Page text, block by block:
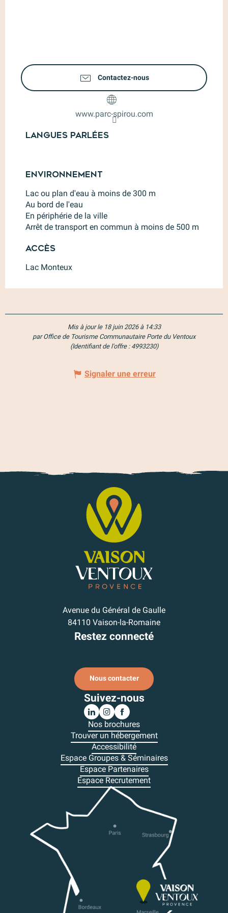
Contactez-nous
www.parc-spirou.com
Langues parlées
Langues parlées
Environnement
Environnement
Lac ou plan d'eau à moins de 300 m
Au bord de l'eau
En périphérie de la ville
Arrêt de transport en commun à moins de 500 m
Accès
Accès
Lac Monteux
Mis à jour le 18 juin 2026 à 14:33
par Office de Tourisme Communautaire Porte du Ventoux
(Identifiant de l'offre : 4993230)
Signaler une erreur
Avenue du Général de Gaulle
84110 Vaison-la-Romaine
Restez connecté
Nous contacter
Suivez-nous
Nos brochures
Trouver un hébergement
Accessibilité
Espace Groupes & Séminaires
Espace Partenaires
Espace Recrutement